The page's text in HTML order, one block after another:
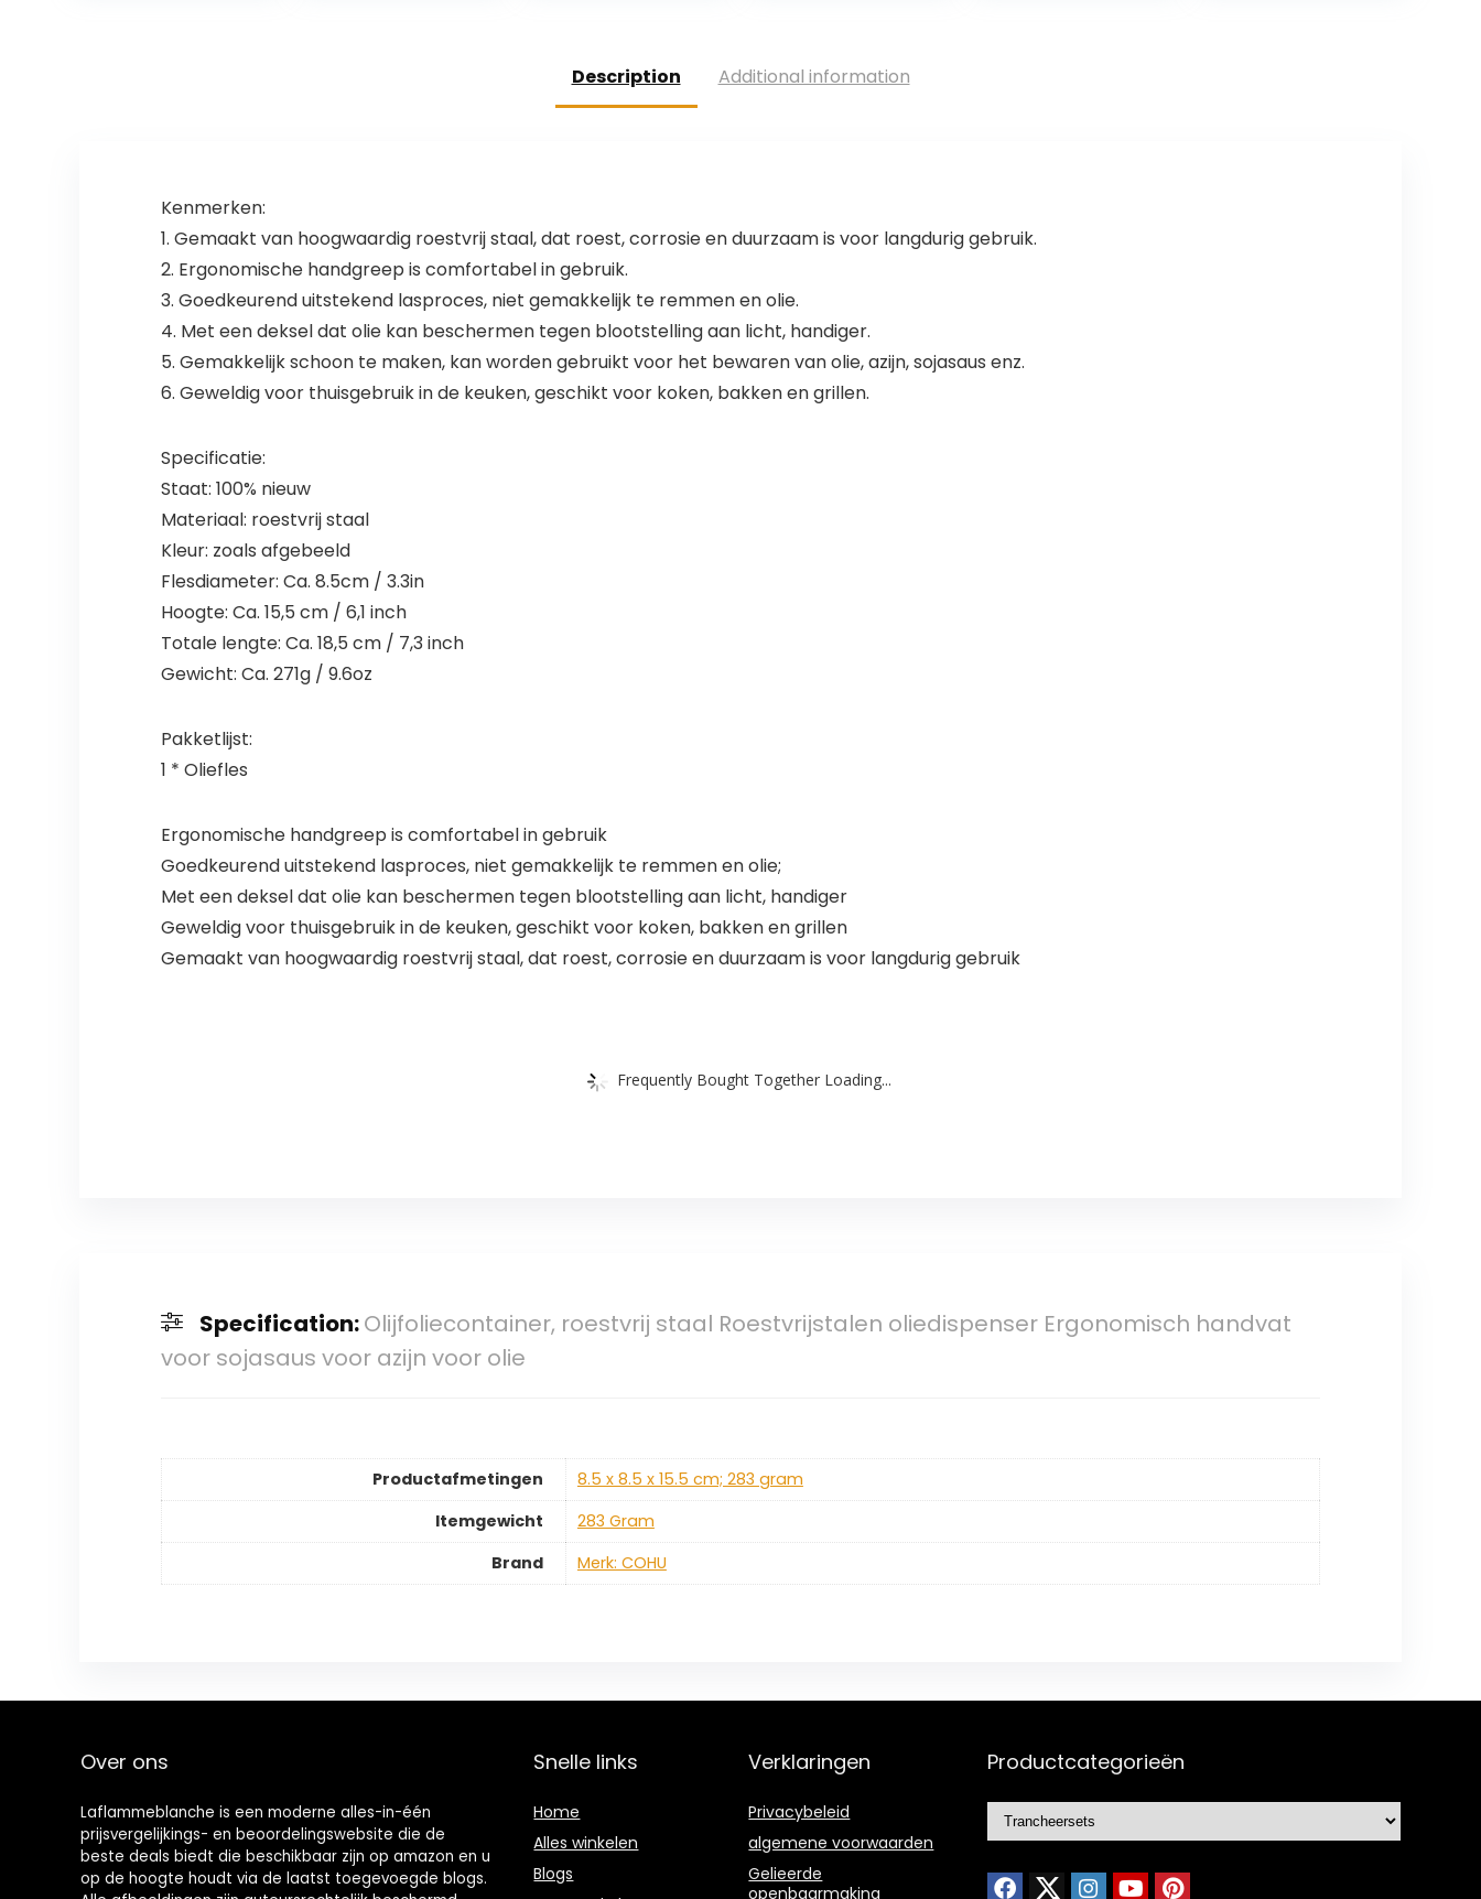
Description Additional information
Kenmerken:
1. Gemaakt van hoogwaardig roestvrij staal, dat roest, corrosie en duurzaam is voor langdurig gebruik.
2. Ergonomische handgreep is comfortabel in gebruik.
3. Goedkeurend uitstekend lasproces, niet gemakkelijk te remmen en olie.
4. Met een deksel dat olie kan beschermen tegen blootstelling aan licht, handiger.
5. Gemakkelijk schoon te maken, kan worden gebruikt voor het bewaren van olie, azijn, sojasaus enz.
6. Geweldig voor thuisgebruik in de keuken, geschikt voor koken, bakken en grillen.
Specificatie:
Staat: 100% nieuw
Materiaal: roestvrij staal
Kleur: zoals afgebeeld
Flesdiameter: Ca. 8.5cm / 3.3in
Hoogte: Ca. 15,5 cm / 6,1 inch
Totale lengte: Ca. 18,5 cm / 7,3 inch
Gewicht: Ca. 271g / 9.6oz
Pakketlijst:
1 * Oliefles
Ergonomische handgreep is comfortabel in gebruik
Goedkeurend uitstekend lasproces, niet gemakkelijk te remmen en olie;
Met een deksel dat olie kan beschermen tegen blootstelling aan licht, handiger
Geweldig voor thuisgebruik in de keuken, geschikt voor koken, bakken en grillen
Gemaakt van hoogwaardig roestvrij staal, dat roest, corrosie en duurzaam is voor langdurig gebruik
Frequently Bought Together Loading...
Specification:Olijfoliecontainer, roestvrij staal Roestvrijstalen oliedispenser Ergonomisch handvat
voor sojasaus voor azijn voor olie
Productafmetingen
‎8.5 x 8.5 x 15.5 cm; 283 gram
Itemgewicht
‎283 Gram
Brand
Merk: COHU
Over ons
Laflammeblanche is een moderne alles-in-één
prijsvergelijkings- en beoordelingswebsite die de
beste deals biedt die beschikbaar zijn op amazon en u
op de hoogte houdt via de laatst toegevoegde blogs.
Snelle links
Home
Alles winkelen
Blogs
Verklaringen
Privacybeleid
algemene voorwaarden
Gelieerde
openbaarmaking
Productcategorieën